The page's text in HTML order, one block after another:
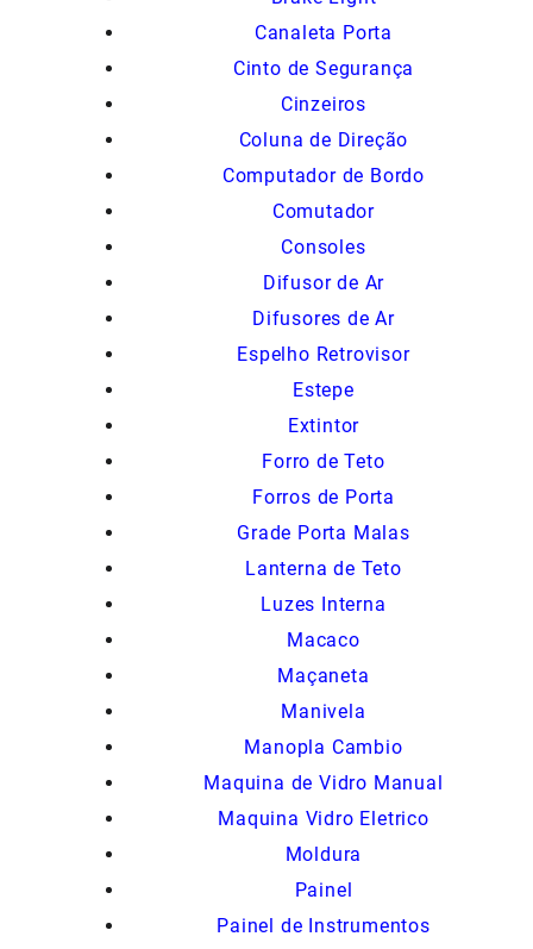
Canaleta Porta
Cinto de Segurança
Cinzeiros
Coluna de Direção
Computador de Bordo
Comutador
Consoles
Difusor de Ar
Difusores de Ar
Espelho Retrovisor
Estepe
Extintor
Forro de Teto
Forros de Porta
Grade Porta Malas
Lanterna de Teto
Luzes Interna
Macaco
Maçaneta
Manivela
Manopla Cambio
Maquina de Vidro Manual
Maquina Vidro Eletrico
Moldura
Painel
Painel de Instrumentos